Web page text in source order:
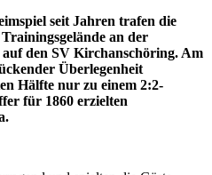
seit Jahren trafen die
an der
den SV Kirchanschöring. Am
Überlegenheit
Hälfte nur zu einem 2:2-
für 1860 erzielten